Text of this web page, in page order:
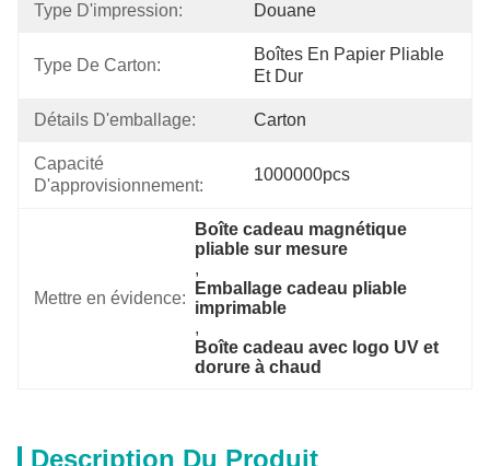
Type D'impression: Douane
Type De Carton:
Boîtes En Papier Pliable
Et Dur
Détails D'emballage: Carton
Capacité
D'approvisionnement:
1000000pcs
Mettre en évidence:
Boîte cadeau magnétique
pliable sur mesure
,
Emballage cadeau pliable
imprimable
,
Boîte cadeau avec logo UV et
dorure à chaud
Description Du Produit